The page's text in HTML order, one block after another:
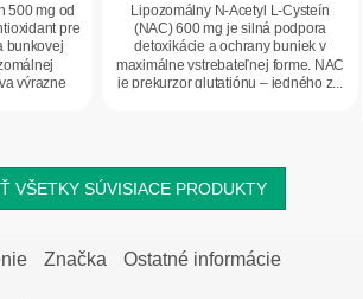
500 mg od
pre
bunkovej
výrazne
Lipozomálny N-Acetyl L-Cysteín
(NAC) 600 mg je silná podpora
detoxikácie a ochrany buniek v
maximálne vstrebateľnej forme. NAC
je prekurzor glutatiónu – jedného z...
VŠETKY SÚVISIACE PRODUKTY
Značka Ostatné informácie